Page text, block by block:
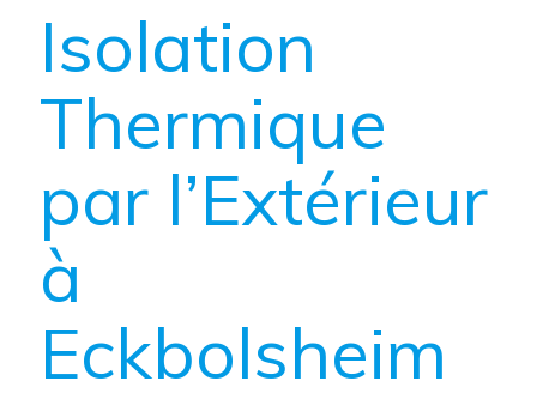
Isolation
Thermique
par l’Extérieur
à
Eckbolsheim